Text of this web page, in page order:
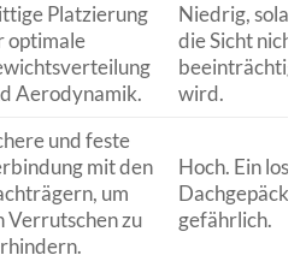
Platzierung
optimale
Aerodynamik.
Niedrig,
die Sicht nicht
beeinträchtigt
wird.
und feste
mit den
um
Verrutschen zu
Hoch. Ein
Dachgepäck
gefährlich.